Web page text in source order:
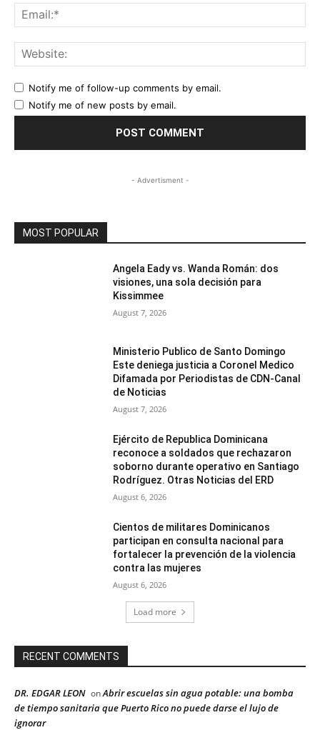
Notify me of follow-up comments by email.
Notify me of new posts by email.
- Advertisment -
MOST POPULAR
Angela Eady vs. Wanda Román: dos
visiones, una sola decisión para
Kissimmee
August 7, 2026
Ministerio Publico de Santo Domingo
Este deniega justicia a Coronel Medico
Difamada por Periodistas de CDN-Canal
de Noticias
August 7, 2026
Ejército de Republica Dominicana
reconoce a soldados que rechazaron
soborno durante operativo en Santiago
Rodríguez. Otras Noticias del ERD
August 6, 2026
Cientos de militares Dominicanos
participan en consulta nacional para
fortalecer la prevención de la violencia
contra las mujeres
August 6, 2026
Load more
RECENT COMMENTS
DR. EDGAR LEON onAbrir escuelas sin agua potable: una bomba
de tiempo sanitaria que Puerto Rico no puede darse el lujo de
ignorar